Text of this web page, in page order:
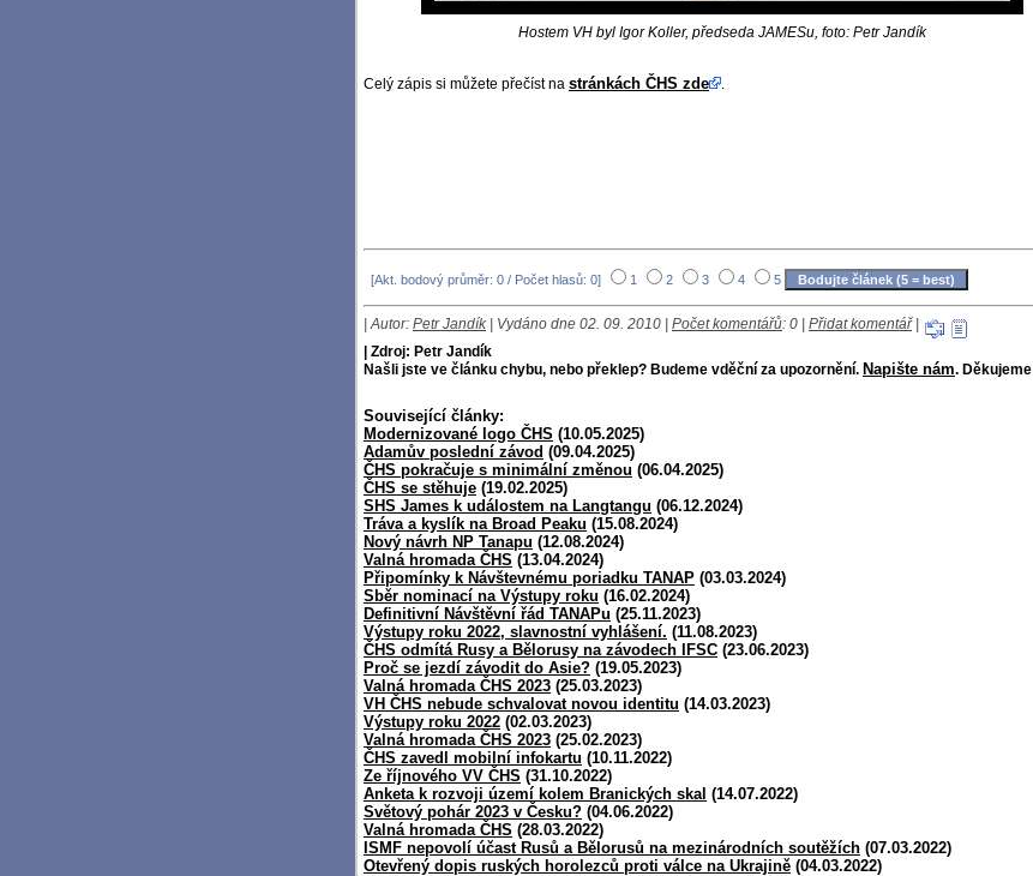
Hostem VH byl Igor Koller, předseda JAMESu, foto: Petr Jandík
Celý zápis si můžete přečíst na stránkách ČHS zde .
[Akt. bodový průměr: 0 / Počet hlasů: 0] 1 2 3 4 5
| Autor: Petr Jandík | Vydáno dne 02. 09. 2010 | Počet komentářů: 0 | Přidat komentář|
| Zdroj: Petr Jandík
Našli jste ve článku chybu, nebo překlep? Budeme vděční za upozornění. Napište nám. Děkujeme
Související články:
Modernizované logo ČHS (10.05.2025)
Adamův poslední závod (09.04.2025)
ČHS pokračuje s minimální změnou (06.04.2025)
ČHS se stěhuje (19.02.2025)
SHS James k událostem na Langtangu (06.12.2024)
Tráva a kyslík na Broad Peaku (15.08.2024)
Nový návrh NP Tanapu (12.08.2024)
Valná hromada ČHS (13.04.2024)
Připomínky k Návštevnému poriadku TANAP (03.03.2024)
Sběr nominací na Výstupy roku (16.02.2024)
Definitivní Návštěvní řád TANAPu (25.11.2023)
Výstupy roku 2022, slavnostní vyhlášení. (11.08.2023)
ČHS odmítá Rusy a Bělorusy na závodech IFSC (23.06.2023)
Proč se jezdí závodit do Asie? (19.05.2023)
Valná hromada ČHS 2023 (25.03.2023)
VH ČHS nebude schvalovat novou identitu (14.03.2023)
Výstupy roku 2022 (02.03.2023)
Valná hromada ČHS 2023 (25.02.2023)
ČHS zavedl mobilní infokartu (10.11.2022)
Ze říjnového VV ČHS (31.10.2022)
Anketa k rozvoji území kolem Branických skal (14.07.2022)
Světový pohár 2023 v Česku? (04.06.2022)
Valná hromada ČHS (28.03.2022)
ISMF nepovolí účast Rusů a Bělorusů na mezinárodních soutěžích (07.03.2022)
Otevřený dopis ruských horolezců proti válce na Ukrajině (04.03.2022)